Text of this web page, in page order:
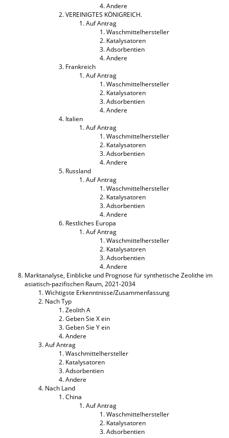
Andere
VEREINIGTES KÖNIGREICH.
Auf Antrag
Waschmittelhersteller
Katalysatoren
Adsorbentien
Andere
Frankreich
Auf Antrag
Waschmittelhersteller
Katalysatoren
Adsorbentien
Andere
Italien
Auf Antrag
Waschmittelhersteller
Katalysatoren
Adsorbentien
Andere
Russland
Auf Antrag
Waschmittelhersteller
Katalysatoren
Adsorbentien
Andere
Restliches Europa
Auf Antrag
Waschmittelhersteller
Katalysatoren
Adsorbentien
Andere
Marktanalyse, Einblicke und Prognose für synthetische Zeolithe im
asiatisch-pazifischen Raum, 2021-2034
Wichtigste Erkenntnisse/Zusammenfassung
Nach Typ
Zeolith A
Geben Sie X ein
Geben Sie Y ein
Andere
Auf Antrag
Waschmittelhersteller
Katalysatoren
Adsorbentien
Andere
Nach Land
China
Auf Antrag
Waschmittelhersteller
Katalysatoren
Adsorbentien